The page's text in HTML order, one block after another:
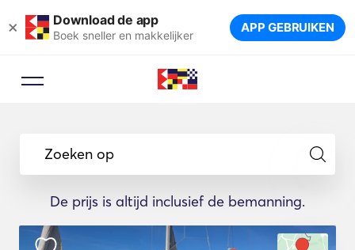
× Download de app
Boek sneller en makkelijker APP GEBRUIKEN
Zoeken op
De prijs is altijd inclusief de bemanning.